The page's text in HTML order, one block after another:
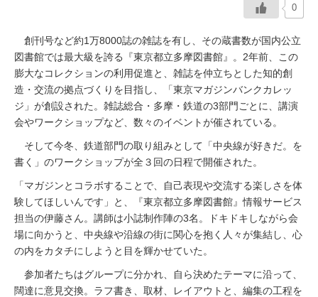
0
創刊号など約1万8000誌の雑誌を有し、その蔵書数が国内公立
図書館では最大級を誇る『東京都立多摩図書館』。2年前、この
膨大なコレクションの利用促進と、雑誌を仲立ちとした知的創
造・交流の拠点づくりを目指し、「東京マガジンバンクカレッ
ジ」が創設された。雑誌総合・多摩・鉄道の3部門ごとに、講演
会やワークショップなど、数々のイベントが催されている。
そして今冬、鉄道部門の取り組みとして「中央線が好きだ。を
書く」のワークショップが全３回の日程で開催された。
「マガジンとコラボすることで、自己表現や交流する楽しさを体
験してほしいんです」と、『東京都立多摩図書館』情報サービス
担当の伊藤さん。講師は小誌制作陣の3名。ドキドキしながら会
場に向かうと、中央線や沿線の街に関心を抱く人々が集結し、心
の内をカタチにしようと目を輝かせていた。
参加者たちはグループに分かれ、自ら決めたテーマに沿って、
闊達に意見交換。ラフ書き、取材、レイアウトと、編集の工程を